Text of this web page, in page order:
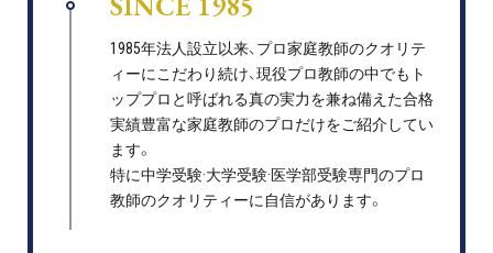
1985年法人設立以来、プロ家庭教師のクオリテ
ィーにこだわり続け、現役プロ教師の中でもト
ッププロと呼ばれる真の実力を兼ね備えた合格
実績豊富な家庭教師のプロだけをご紹介してい
ます。
特に中学受験·大学受験·医学部受験専門のプロ
教師のクオリティーに自信があります。